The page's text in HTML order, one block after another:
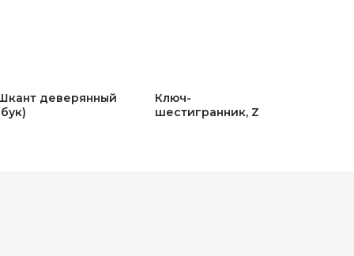
деверянный
Ключ-
шестигранник, Z